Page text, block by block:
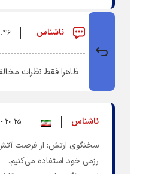
ناشناس ۲۱:۴۶ -
ظاهرا فقط نظرات
ناشناس ۲۰:۲۵ - ۱۴۰۵/۰۴/۱۴
سخنگوی ارتش: از فرصت
رزمی خود استفاده می‌کنیم.